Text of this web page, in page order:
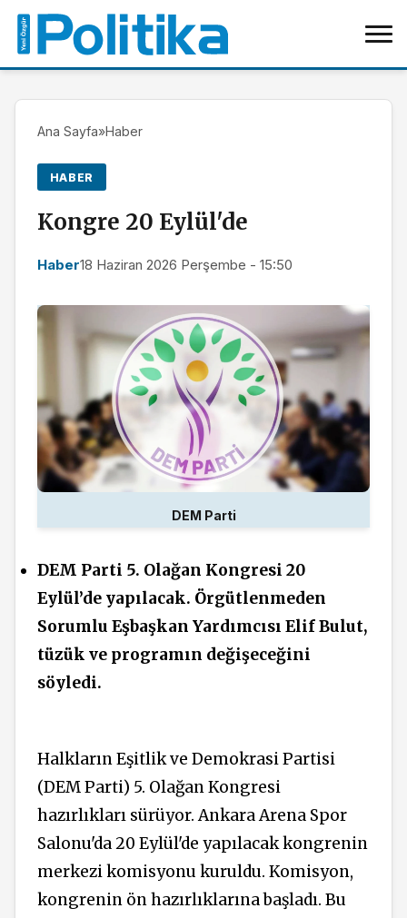
Ana Sayfa»Haber
HABER
Kongre 20 Eylül'de
Haber18 Haziran 2026 Perşembe - 15:50
DEM Parti
DEM Parti 5. Olağan Kongresi 20
Eylül’de yapılacak. Örgütlenmeden
Sorumlu Eşbaşkan Yardımcısı Elif Bulut,
tüzük ve programın değişeceğini
söyledi.
Halkların Eşitlik ve Demokrasi Partisi
(DEM Parti) 5. Olağan Kongresi
hazırlıkları sürüyor. Ankara Arena Spor
Salonu'da 20 Eylül'de yapılacak kongrenin
merkezi komisyonu kuruldu. Komisyon,
kongrenin ön hazırlıklarına başladı. Bu